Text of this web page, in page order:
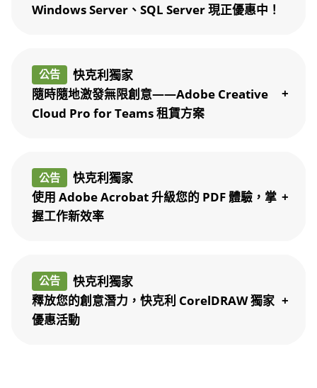
Windows Server、SQL Server 現正優惠中！
公告
快克利獨家
隨時隨地激發無限創意——Adobe Creative
Cloud Pro for Teams 租賃方案
公告
快克利獨家
使用 Adobe Acrobat 升級您的 PDF 體驗，掌
握工作新效率
公告
快克利獨家
釋放您的創意潛力，快克利 CorelDRAW 獨家
優惠活動